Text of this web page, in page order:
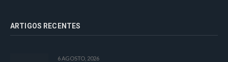
ARTIGOS RECENTES
6 AGOSTO, 2026